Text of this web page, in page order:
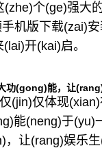
个(ge)强大
机版下载(zai)
开(kai)启。
功(gong)能，让
(jin)仅体现
能(neng)于
让(rang)娱乐